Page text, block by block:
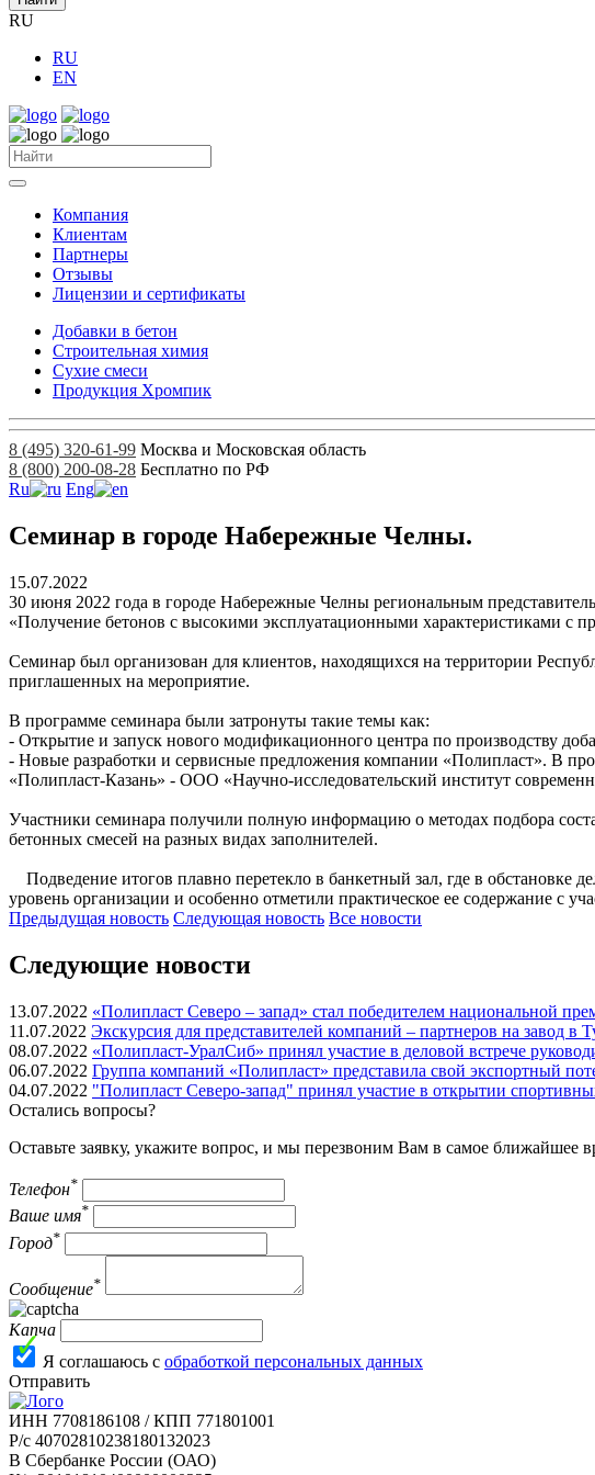
RU
RU
EN
Компания
Клиентам
Партнеры
Отзывы
Лицензии и сертификаты
Добавки в бетон
Строительная химия
Сухие смеси
Продукция Хромпик
8 (495) 320-61-99 Москва и Московская область
8 (800) 200-08-28 Бесплатно по РФ
Ru
Eng
Семинар в городе Набережные Челны.
15.07.2022
30 июня 2022 года в городе Набережные Челны региональным
«Получение бетонов с высокими эксплуатационными характеристиками с
Семинар был организован для клиентов, находящихся на территории
приглашенных на мероприятие.
В программе семинара были затронуты такие темы как:
- Открытие и запуск нового модификационного центра по производству
- Новые разработки и сервисные предложения компании «Полипласт». В
«Полипласт-Казань» - ООО «Научно-исследовательский институт
Участники семинара получили полную информацию о методах подбора
бетонных смесей на разных видах заполнителей.
Подведение итогов плавно перетекло в банкетный зал, где в обстановке
уровень организации и особенно отметили практическое ее содержание с
Предыдущая новость Следующая новость Все новости
Следующие новости
13.07.2022 «Полипласт Северо – запад» стал победителем национальной
11.07.2022 Экскурсия для представителей компаний – партнеров на завод в
08.07.2022 «Полипласт-УралСиб» принял участие в деловой встрече
06.07.2022 Группа компаний «Полипласт» представила свой экспортный
04.07.2022 "Полипласт Северо-запад" принял участие в открытии
Остались вопросы?
Оставьте заявку, укажите вопрос, и мы перезвоним Вам в самое ближайшее
Телефон*
Ваше имя*
Город*
Сообщение*
Капча
Я соглашаюсь с обработкой персональных данных
Отправить
ИНН 7708186108 / КПП 771801001
Р/с 40702810238180132023
В Сбербанке России (ОАО)